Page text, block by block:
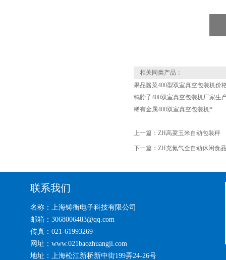
相关同类产品：
果品酱菜400型双室真空包装机价
鸭脖子400双室真空包装机厂家生
稀有金属400双室真空包装机*
上一篇： ZH高粱玉米自动包装秤
下一篇： ZH充氮气全自动休闲食
联系我们
名称：上海铸衡电子科技有限公司
邮箱：3068006483@qq.com
传真：021-61993269
网址：www.021baozhuangji.com
地址：上海松江新桥新中街199弄24-26号